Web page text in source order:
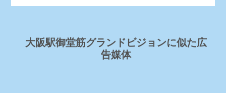
大阪駅御堂筋グランドビジョンに似た広
告媒体